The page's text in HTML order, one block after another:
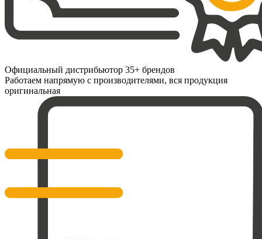
Официальный дистрибьютор 35+ брендов
Работаем напрямую с производителями, вся продукция
оригинальная